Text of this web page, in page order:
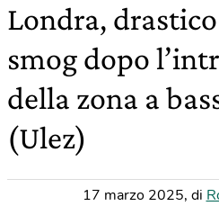
Londra,
smog dopo
della zona a
(Ulez)
17 marzo 2025, di